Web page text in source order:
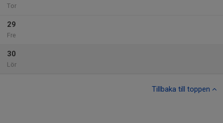
Tor
29
Fre
30
Lör
Tillbaka till toppen